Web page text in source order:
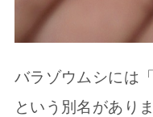
バラゾウムシには
という別名があり